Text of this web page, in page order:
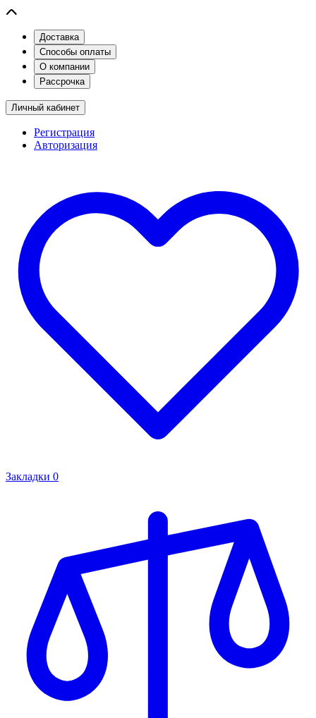
Доставка
Способы оплаты
О компании
Рассрочка
Личный кабинет
Регистрация
Авторизация
Закладки 0